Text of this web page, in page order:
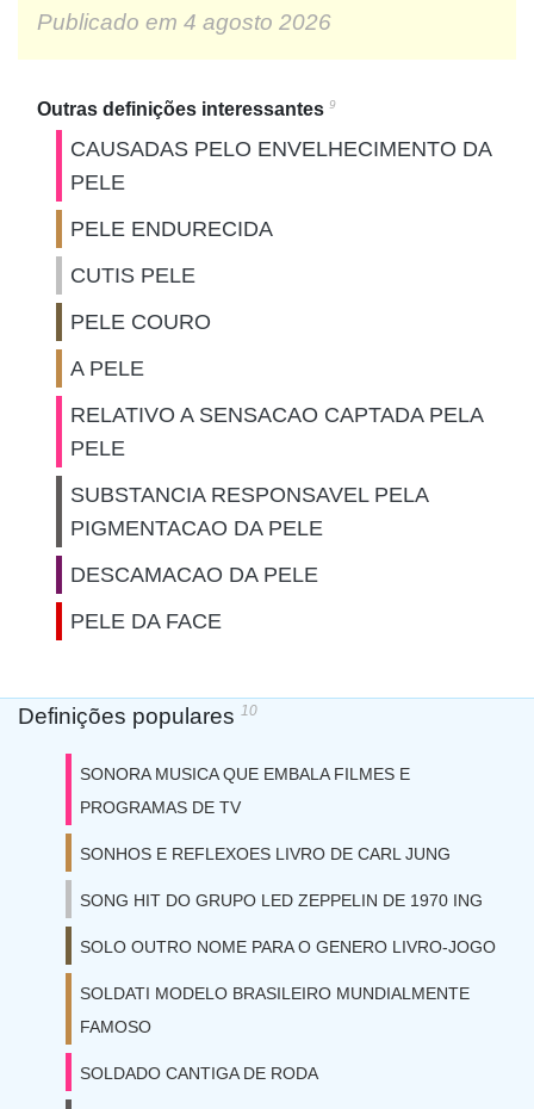
Publicado em 4 agosto 2026
Outras definições interessantes 9
CAUSADAS PELO ENVELHECIMENTO DA
PELE
PELE ENDURECIDA
CUTIS PELE
PELE COURO
A PELE
RELATIVO A SENSACAO CAPTADA PELA
PELE
SUBSTANCIA RESPONSAVEL PELA
PIGMENTACAO DA PELE
DESCAMACAO DA PELE
PELE DA FACE
Definições populares 10
SONORA MUSICA QUE EMBALA FILMES E
PROGRAMAS DE TV
SONHOS E REFLEXOES LIVRO DE CARL JUNG
SONG HIT DO GRUPO LED ZEPPELIN DE 1970 ING
SOLO OUTRO NOME PARA O GENERO LIVRO-JOGO
SOLDATI MODELO BRASILEIRO MUNDIALMENTE
FAMOSO
SOLDADO CANTIGA DE RODA